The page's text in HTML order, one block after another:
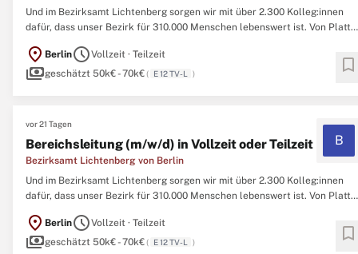
Und im Bezirksamt Lichtenberg sorgen wir mit über 2.300 Kolleg:innen
dafür, dass unser Bezirk für 310.000 Menschen lebenswert ist. Von Platte
alles drin. Aktuell sucht unsere Serviceeinheit Facility Management im
Fachbereich Objektmanagement ...
location_on BerlinscheduleVollzeit · Teilzeit
paymentsgeschätzt 50k€ - 70k€( E 12 TV-L ) bookmark
vor 21 Tagen
Bereichsleitung (m/w/d) in Vollzeit oder Teilzeit
Bezirksamt Lichtenberg von Berlin
B
Und im Bezirksamt Lichtenberg sorgen wir mit über 2.300 Kolleg:innen
dafür, dass unser Bezirk für 310.000 Menschen lebenswert ist. Von Platte
alles drin. Aktuell sucht unsere Serviceeinheit Facility Management im
Fachbereich Objektmanagement ...
location_on BerlinscheduleVollzeit · Teilzeit
paymentsgeschätzt 50k€ - 70k€( E 12 TV-L ) bookmark